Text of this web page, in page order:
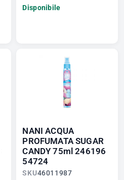
Disponibile
NANI ACQUA
PROFUMATA SUGAR
CANDY 75ml 246196
54724
SKU46011987